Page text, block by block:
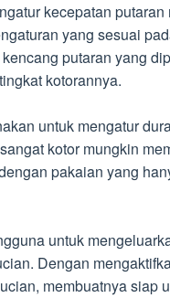
kecepatan
yang sesuai
putaran yang
kotorannya.
untuk mengatur
kotor mungkin
pakaian yang
untuk
Dengan
membuatnya siap